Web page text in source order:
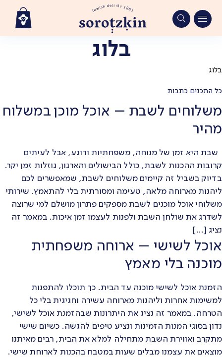
content
בלוג
בלוג
כל התכנים כתבות
משלוחים לשבת – אוכל מוכן במשלוח
מהיר
שבת היא זמן של מנוחה, משפחתיות ורוגע, אבל לעיתים
קרובות ההכנות לשבת, כולל הבישולים והארגון, גוזלות זמן יקר.
בדיוק בשביל זה קיימים משלוחים לשבת, שמאפשרים לכם
ליהנות מארוחה מלאה, טעימה ומסורתית בלי להתאמץ. שירותי
משלוחי אוכל מוכנים לשבת מספקים פתרון מושלם למי שרוצה
לשדרג את שולחן השבת ולפנות לעצמו זמן איכות. במאמר זה
נציג […]
אוכל לשישי – ארוחה משפחתית
מוכנה בלי מאמץ
הזמנת אוכל לשישי מוכנה עד הבית. כך תוכלו להתפנות
למשימות אחרות וליהנות מארוחה עשירה וחגיגית בלי כל
הטרחה. במאמר זה נציג את היתרונות שבהזמנת אוכל לשישי,
נדון בסוגי המנות הזמינות ונציע טיפים להגשה. כשיום שישי
מתקרב ואווירת השבת מתחילה למלא את הבית, רבים מאיתנו
מוצאים את עצמנו מבלים שעות במטבח בהכנות לארוחת שישי.